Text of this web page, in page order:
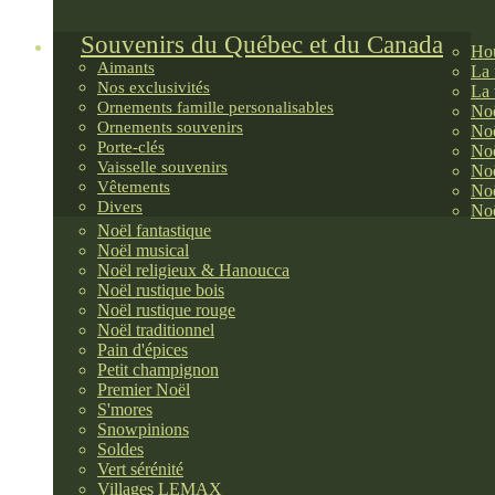
Souvenirs du Québec et du Canada
Aimants
Nos exclusivités
Ornements famille personalisables
Ornements souvenirs
Porte-clés
Vaisselle souvenirs
Vêtements
Divers
La
La
Noël fantastique
Noël musical
Noël religieux & Hanoucca
Noël rustique bois
Noël rustique rouge
Noël traditionnel
Pain d'épices
Petit champignon
Premier Noël
S'mores
Snowpinions
Soldes
Vert sérénité
Villages LEMAX